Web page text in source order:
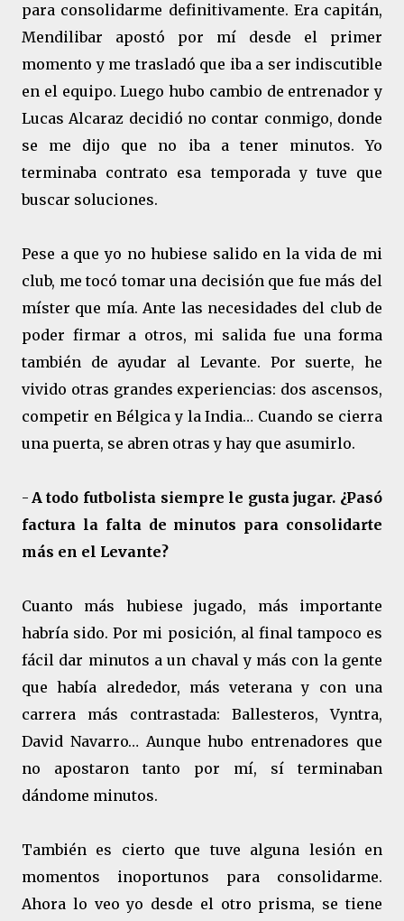
para consolidarme definitivamente. Era capitán,
Mendilibar apostó por mí desde el primer
momento y me trasladó que iba a ser indiscutible
en el equipo. Luego hubo cambio de entrenador y
Lucas Alcaraz decidió no contar conmigo, donde
se me dijo que no iba a tener minutos. Yo
terminaba contrato esa temporada y tuve que
buscar soluciones.
Pese a que yo no hubiese salido en la vida de mi
club, me tocó tomar una decisión que fue más del
míster que mía. Ante las necesidades del club de
poder firmar a otros, mi salida fue una forma
también de ayudar al Levante. Por suerte, he
vivido otras grandes experiencias: dos ascensos,
competir en Bélgica y la India… Cuando se cierra
una puerta, se abren otras y hay que asumirlo.
- A todo futbolista siempre le gusta jugar. ¿Pasó
factura la falta de minutos para consolidarte
más en el Levante?
Cuanto más hubiese jugado, más importante
habría sido. Por mi posición, al final tampoco es
fácil dar minutos a un chaval y más con la gente
que había alrededor, más veterana y con una
carrera más contrastada: Ballesteros, Vyntra,
David Navarro… Aunque hubo entrenadores que
no apostaron tanto por mí, sí terminaban
dándome minutos.
También es cierto que tuve alguna lesión en
momentos inoportunos para consolidarme.
Ahora lo veo yo desde el otro prisma, se tiene